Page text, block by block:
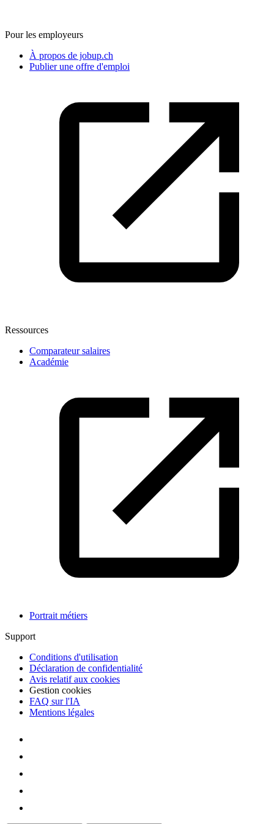
Pour les employeurs
À propos de jobup.ch
Publier une offre d'emploi
Ressources
Comparateur salaires
Académie
Portrait métiers
Support
Conditions d'utilisation
Déclaration de confidentialité
Avis relatif aux cookies
Gestion cookies
FAQ sur l'IA
Mentions légales